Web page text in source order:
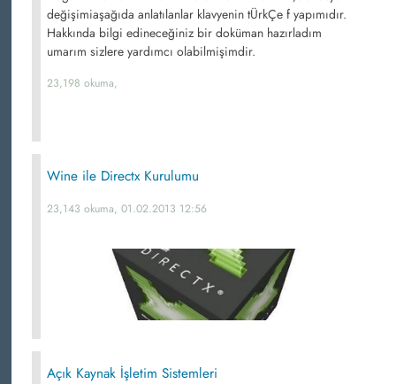
değişimiaşağıda anlatılanlar klavyenin tÜrkÇe f yapımıdır.
Hakkında bilgi edineceğiniz bir doküman hazırladım
umarım sizlere yardımcı olabilmişimdir.
23,198 okuma,
Wine ile Directx Kurulumu
23,143 okuma, 01.02.2013 12:56
Açık Kaynak İşletim Sistemleri